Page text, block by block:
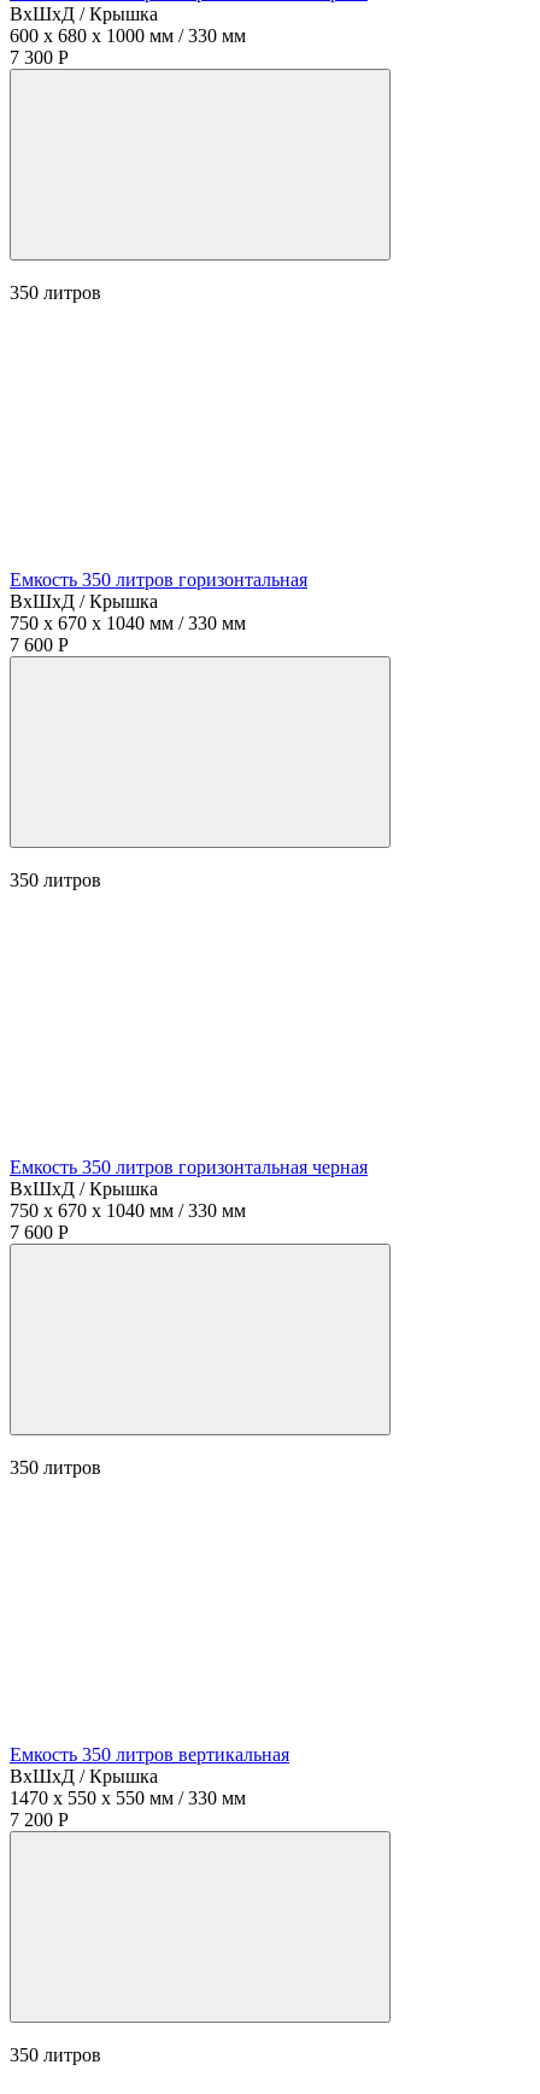
ВхШхД / Крышка
600 x 680 x 1000 мм / 330 мм
7 300 Р
350 литров
Емкость 350 литров горизонтальная
ВхШхД / Крышка
750 x 670 x 1040 мм / 330 мм
7 600 Р
350 литров
Емкость 350 литров горизонтальная черная
ВхШхД / Крышка
750 x 670 x 1040 мм / 330 мм
7 600 Р
350 литров
Емкость 350 литров вертикальная
ВхШхД / Крышка
1470 x 550 x 550 мм / 330 мм
7 200 Р
350 литров